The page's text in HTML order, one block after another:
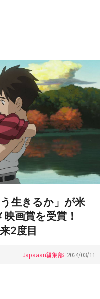
生きるか」が米
画賞を受賞！
2度目
Japaaan編集部 2024/03/11